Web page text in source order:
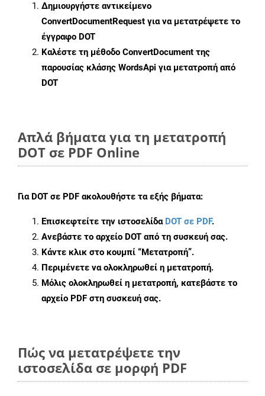
Δημιουργήστε αντικείμενο
ConvertDocumentRequest για να μετατρέψετε το
έγγραφο DOT
Καλέστε τη μέθοδο ConvertDocument της
παρουσίας κλάσης WordsApi για μετατροπή από
DOT
Απλά βήματα για τη μετατροπή
DOT σε PDF Online
Για DOT σε PDF ακολουθήστε τα εξής βήματα:
Επισκεφτείτε την ιστοσελίδα DOT σε PDF.
Ανεβάστε το αρχείο DOT από τη συσκευή σας.
Κάντε κλικ στο κουμπί “Μετατροπή”.
Περιμένετε να ολοκληρωθεί η μετατροπή.
Μόλις ολοκληρωθεί η μετατροπή, κατεβάστε το
αρχείο PDF στη συσκευή σας.
Πώς να μετατρέψετε την
ιστοσελίδα σε μορφή PDF